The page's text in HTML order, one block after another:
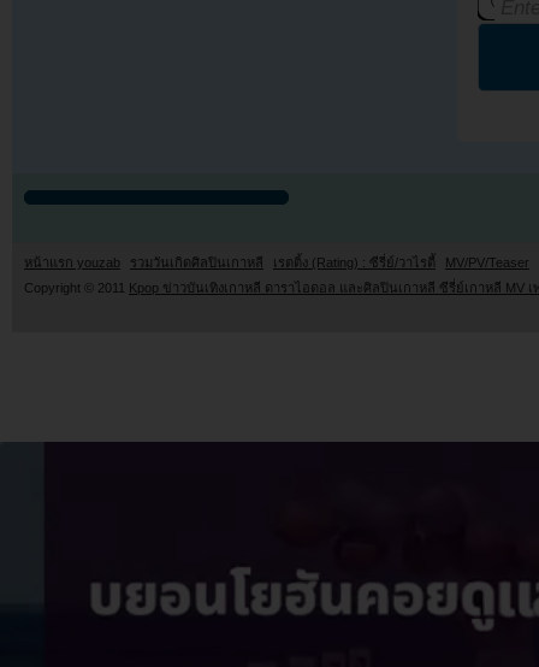
หน้าแรก youzab รวมวันเกิดศิลปินเกาหลี เรตติ้ง (Rating) : ซีรี่ย์/วาไรตี้
MV/PV/Teaser
Copyright © 2011 Kpop ข่าวบันเทิงเกาหลี ดาราไอดอล และศิลปินเกาหลี ซีรี่ย์เกาหลี MV